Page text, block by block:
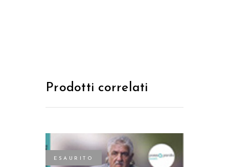
Prodotti correlati
ESAURITO